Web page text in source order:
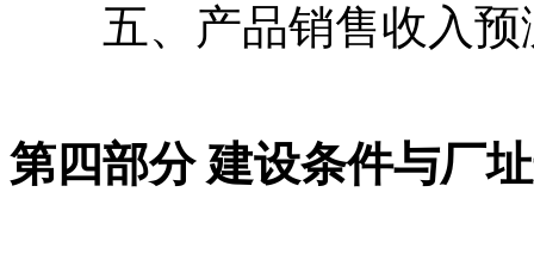
五、产品销售收入预
第四部分 建设条件与厂